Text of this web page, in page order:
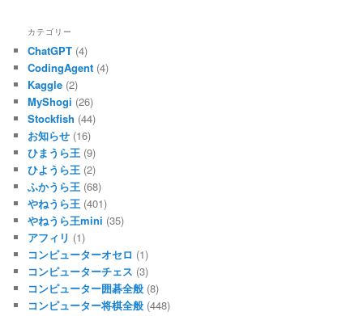
カテゴリー
ChatGPT (4)
CodingAgent (4)
Kaggle (2)
MyShogi (26)
Stockfish (44)
お知らせ (16)
ひまうら王 (9)
ひようら王 (2)
ふかうら王 (68)
やねうら王 (401)
やねうら王mini (35)
アフィリ (1)
コンピューターオセロ (1)
コンピューターチェス (3)
コンピューター囲碁全般 (8)
コンピューター将棋全般 (448)